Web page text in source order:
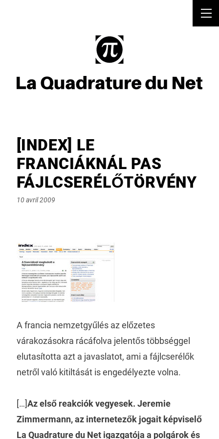
[INDEX] LE
FRANCIÁKNÁL PAS
FÁJLCSERÉLŐTÖRVÉNY
Posted
10 avril 2009
A francia nemzetgyűlés az előzetes
várakozásokra rácáfolva jelentős többséggel
elutasította azt a javaslatot, ami a fájlcserélők
netről való kitiltását is engedélyezte volna.
[…]Az első reakciók vegyesek. Jeremie
Zimmermann, az internetezők jogait képviselő
La Quadrature du Net igazgatója a polgárok és